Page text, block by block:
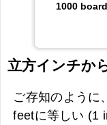
1000
立方インチか
ご存知のように
feetに等しい (1